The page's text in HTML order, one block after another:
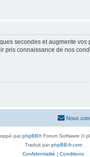
secondes et augmente
connaissance de nos
Nous
parphpBB® Forum Software ©
Traduit parphpBB-fr.com
Confidentialité | Conditions